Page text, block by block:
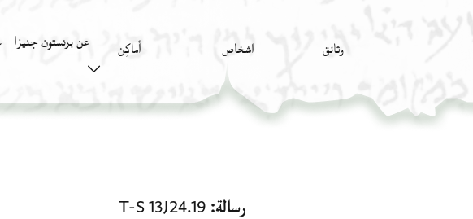
وثائق اشخاص أَماكِن عن برنستون جنيزا
رسالة T-S 13J24.19